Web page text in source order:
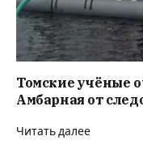
Томские учёные
Амбарная от
Читать далее